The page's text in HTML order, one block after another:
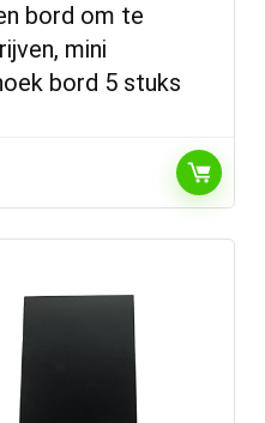
bord om te
mini
bord 5 stuks